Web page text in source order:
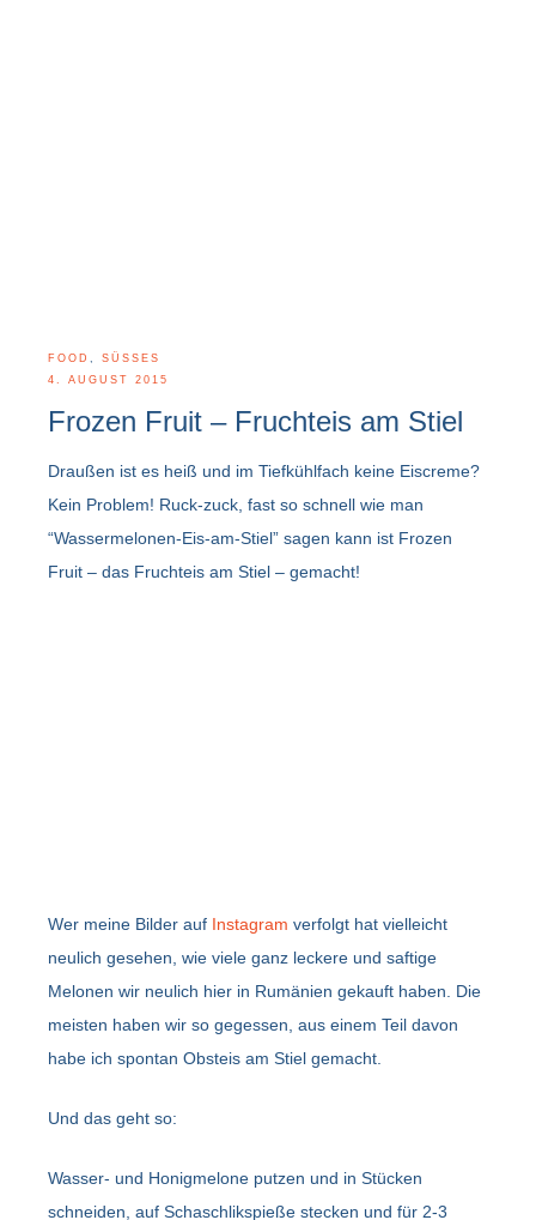
FOOD , SÜSSES
4. AUGUST 2015
Frozen Fruit – Fruchteis am Stiel
Draußen ist es heiß und im Tiefkühlfach keine Eiscreme?
Kein Problem! Ruck-zuck, fast so schnell wie man
“Wassermelonen-Eis-am-Stiel” sagen kann ist Frozen
Fruit – das Fruchteis am Stiel – gemacht!
Wer meine Bilder auf Instagram verfolgt hat vielleicht
neulich gesehen, wie viele ganz leckere und saftige
Melonen wir neulich hier in Rumänien gekauft haben. Die
meisten haben wir so gegessen, aus einem Teil davon
habe ich spontan Obsteis am Stiel gemacht.
Und das geht so:
Wasser- und Honigmelone putzen und in Stücken
schneiden, auf Schaschlikspieße stecken und für 2-3